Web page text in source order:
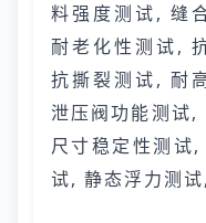
料强度测试, 缝
耐老化性测试,
抗撕裂测试, 耐
泄压阀功能测试,
尺寸稳定性测试
试, 静态浮力测